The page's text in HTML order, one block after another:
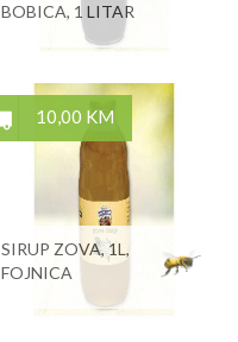
BOBICA, 1 LITAR
10,00 KM
SIRUP ZOVA, 1L,
FOJNICA